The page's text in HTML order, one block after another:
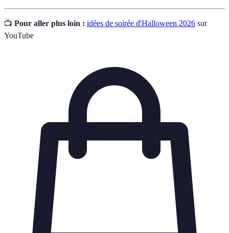
📺 Pour aller plus loin : idées de soirée d'Halloween 2026 sur
YouTube